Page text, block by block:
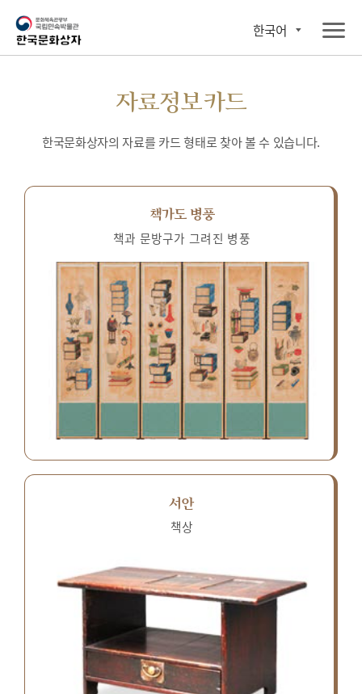
한국어
자료정보카드
한국문화상자의 자료를 카드 형태로 찾아 볼 수 있습니다.
책가도 병풍
책과 문방구가 그려진 병풍
서안
책상